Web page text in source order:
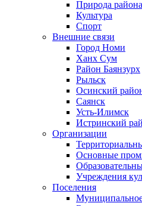
Природа района
Культура
Спорт
Внешние связи
Город Номи
Ханх Сум
Район Баянзурх
Рыльск
Осинский
Саянск
Усть-Илимск
Истринский
Организации
Основные
Учреждения
Поселения